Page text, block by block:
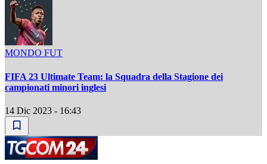
MONDO FUT
FIFA 23 Ultimate Team: la Squadra della Stagione dei
campionati minori inglesi
14 Dic 2023 - 16:43